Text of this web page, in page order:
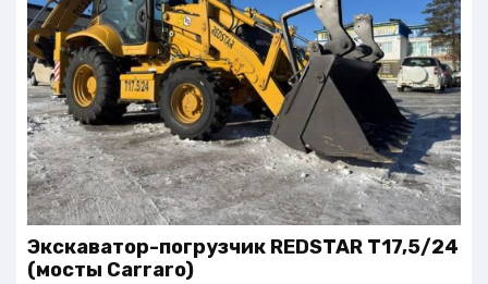
Экскаватор-погрузчик REDSTAR T17,5/24
(мосты Carraro)